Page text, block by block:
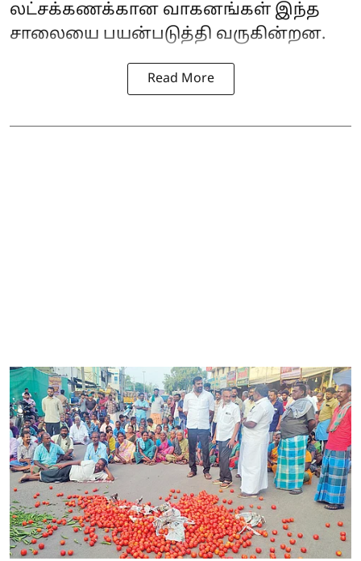
லட்சக்கணக்கான வாகனங்கள் இந்த
சாலையை பயன்படுத்தி வருகின்றன.
Read More